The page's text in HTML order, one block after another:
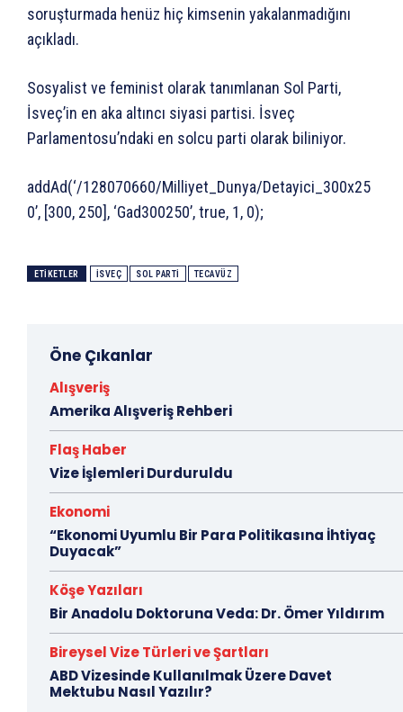
soruşturmada henüz hiç kimsenin yakalanmadığını
açıkladı.
Sosyalist ve feminist olarak tanımlanan Sol Parti,
İsveç’in en aka altıncı siyasi partisi. İsveç
Parlamentosu’ndaki en solcu parti olarak biliniyor.
addAd(‘/128070660/Milliyet_Dunya/Detayici_300x25
0’, [300, 250], ‘Gad300250’, true, 1, 0);
ETIKETLER İSVEÇ SOL PARTI TECAVÜZ
Öne Çıkanlar
Alışveriş
Amerika Alışveriş Rehberi
Flaş Haber
Vize İşlemleri Durduruldu
Ekonomi
“Ekonomi Uyumlu Bir Para Politikasına İhtiyaç
Duyacak”
Köşe Yazıları
Bir Anadolu Doktoruna Veda: Dr. Ömer Yıldırım
Bireysel Vize Türleri ve Şartları
ABD Vizesinde Kullanılmak Üzere Davet
Mektubu Nasıl Yazılır?